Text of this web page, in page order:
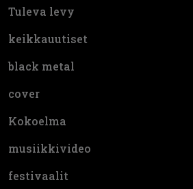
Tuleva levy
keikkauutiset
black metal
cover
Kokoelma
musiikkivideo
festivaalit